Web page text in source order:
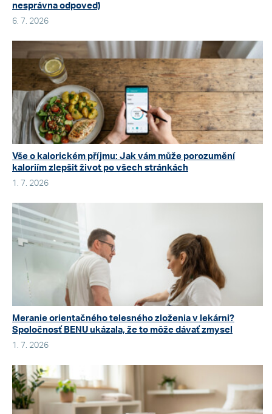
nesprávna odpoveď)
6. 7. 2026
Vše o kalorickém příjmu: Jak vám může porozumění
kaloriím zlepšit život po všech stránkách
1. 7. 2026
Meranie orientačného telesného zloženia v lekárni?
Spoločnosť BENU ukázala, že to môže dávať zmysel
1. 7. 2026